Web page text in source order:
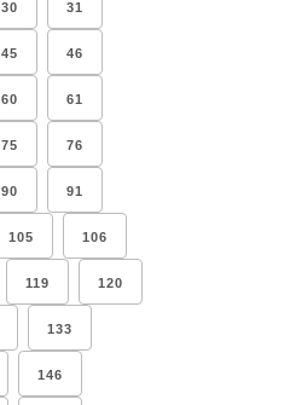
30 31
45 46
60 61
75 76
90 91
105 106
119 120
133
146